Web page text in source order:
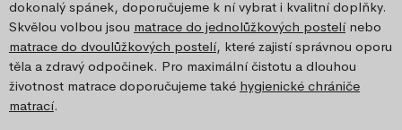
dokonalý spánek, doporučujeme k ní vybrat i kvalitní doplňky.
Skvělou volbou jsou matrace do jednolůžkových postelínebo
matrace do dvoulůžkových postelí, které zajistí správnou oporu
těla a zdravý odpočinek. Pro maximální čistotu a dlouhou
životnost matrace doporučujeme také hygienické chrániče
matrací.